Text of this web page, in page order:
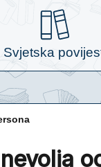
Svjetska